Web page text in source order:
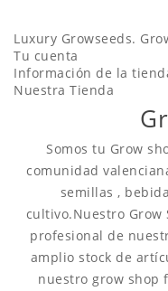
Luxury Growseeds.
Tu cuenta
Información de la
Nuestra Tienda
Somos tu Grow
comunidad
semillas ,
cultivo.Nuestro Grow
profesional de
amplio stock de
nuestro grow shop